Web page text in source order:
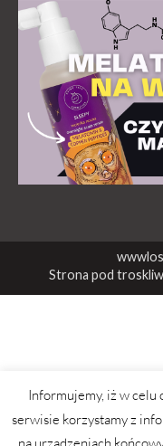
Strona pod
Informujemy, iż w celu
serwisie korzystamy z